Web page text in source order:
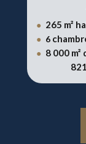
● 265 m²
● 6
● 8 000